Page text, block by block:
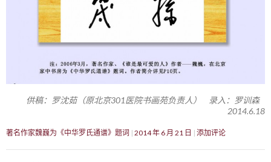
供稿：罗沈茹（原北京301医院书画苑负责人） 录入：罗训森
2014.6.18
著名作家魏巍为《中华罗氏通谱》题词 2014 年 6 月 21 日 添加评论